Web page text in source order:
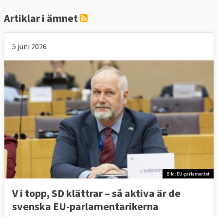
Artiklar i ämnet
5 juni 2026
Bild: EU-parlamentet
V i topp, SD klättrar – så aktiva är de
svenska EU-parlamentarikerna